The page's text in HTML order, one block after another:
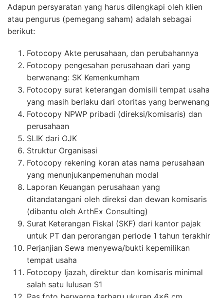
Adapun persyaratan yang harus dilengkapi oleh klien
atau pengurus (pemegang saham) adalah sebagai
berikut:
Fotocopy Akte perusahaan, dan perubahannya
Fotocopy pengesahan perusahaan dari yang
berwenang: SK Kemenkumham
Fotocopy surat keterangan domisili tempat usaha
yang masih berlaku dari otoritas yang berwenang
Fotocopy NPWP pribadi (direksi/komisaris) dan
perusahaan
SLIK dari OJK
Struktur Organisasi
Fotocopy rekening koran atas nama perusahaan
yang menunjukanpemenuhan modal
Laporan Keuangan perusahaan yang
ditandatangani oleh direksi dan dewan komisaris
(dibantu oleh ArthEx Consulting)
Surat Keterangan Fiskal (SKF) dari kantor pajak
untuk PT dan perorangan periode 1 tahun terakhir
Perjanjian Sewa menyewa/bukti kepemilikan
tempat usaha
Fotocopy Ijazah, direktur dan komisaris minimal
salah satu lulusan S1